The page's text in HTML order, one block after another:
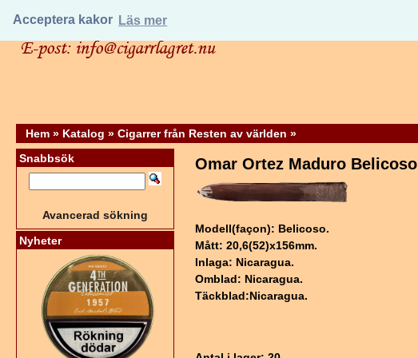
Acceptera kakor Läs mer
Hem » Katalog » Cigarrer från Resten av världen »
Omar Ortez Maduro Belicoso
Modell(façon): Belicoso.
Mått: 20,6(52)x156mm.
Inlaga: Nicaragua.
Omblad: Nicaragua.
Täckblad:Nicaragua.
Snabbsök
Avancerad sökning
Nyheter